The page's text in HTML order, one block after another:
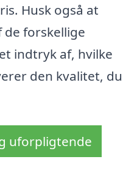
Husk også at
de forskellige
indtryk af, hvilke
den kvalitet, du
uforpligtende